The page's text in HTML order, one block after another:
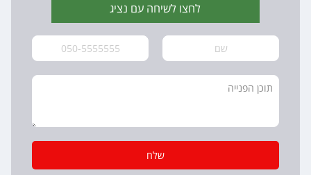
לחצו לשיחה עם נציג
שלח